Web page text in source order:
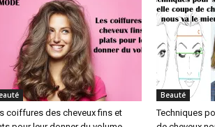
coiffures des cheveux fins et
Beauté
Techniques